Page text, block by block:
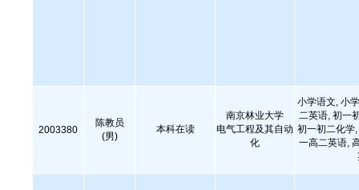
2003380
陈教员
(男)
本科在读
南京林业大学
电气工程及其自动
化
小学语文, 小
二英语, 初一
初一初二化学
一高二英语,